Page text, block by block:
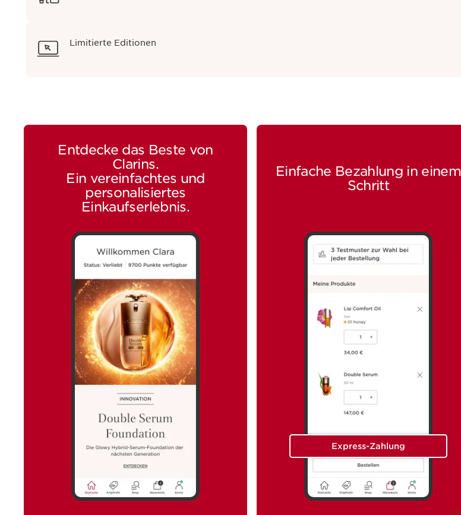
Limitierte Editionen
Entdecke das Beste von
Clarins.
Ein vereinfachtes und
personalisiertes
Einkaufserlebnis.
Einfache Bezahlung in einem
Schritt
Express-Zahlung